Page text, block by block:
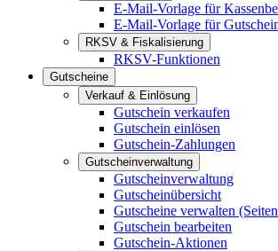
E-Mail-Vorlage für
E-Mail-Vorlage für
RKSV & Fiskalisierung
RKSV-Funktionen
Gutscheine
Verkauf & Einlösung
Gutschein verkaufen
Gutschein einlösen
Gutschein-Zahlungen
Gutscheinverwaltung
Gutscheinverwaltung
Gutscheinübersicht
Gutscheine verwalten
Gutschein bearbeiten
Gutschein-Aktionen